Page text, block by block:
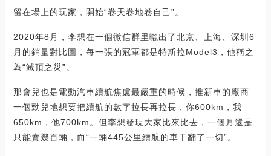
留在場上的玩家，開始“卷天卷地卷自己”。
2020年8月，李想在一個微信群里曬出了北京、上海、深圳6
月的銷量對比圖，每一張的冠軍都是特斯拉Model3，他稱之
為“滅頂之災”。
那會兒也是電動汽車續航焦慮最嚴重的時候，推新車的廠商
一個勁兒地想要把續航的數字拉長再拉長，你600km，我
650km，他700km。但李想發現大家比來比去，一個月還是
只能賣幾百輛，而“一輛445公里續航的車干翻了一切”。